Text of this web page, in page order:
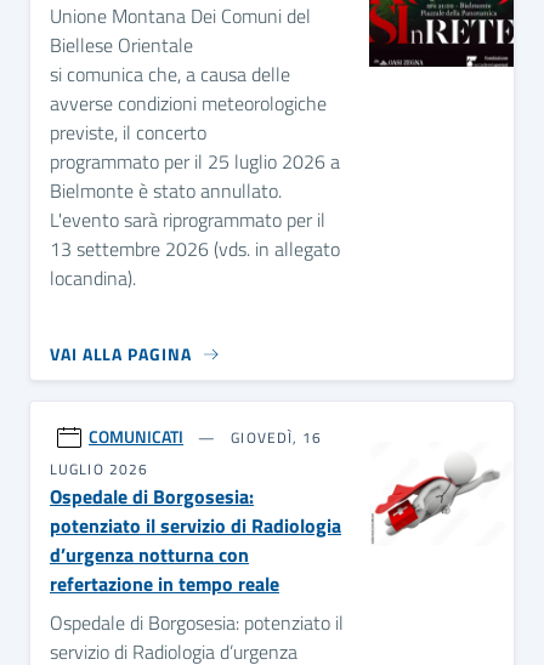
Unione Montana Dei Comuni del
Biellese Orientale
si comunica che, a causa delle
avverse condizioni meteorologiche
previste, il concerto
programmato per il 25 luglio 2026 a
Bielmonte è stato annullato.
L'evento sarà riprogrammato per il
13 settembre 2026 (vds. in allegato
locandina).
VAI ALLA PAGINA
COMUNICATI
GIOVEDÌ, 16
LUGLIO 2026
Ospedale di Borgosesia:
potenziato il servizio di Radiologia
d’urgenza notturna con
refertazione in tempo reale
Ospedale di Borgosesia: potenziato il
servizio di Radiologia d’urgenza